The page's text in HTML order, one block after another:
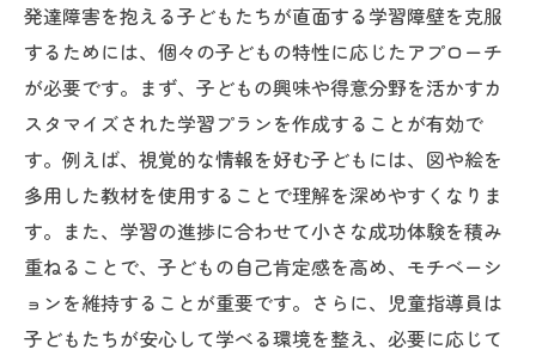
発達障害を抱える子どもたちが直面する学習障壁を克服
するためには、個々の子どもの特性に応じたアプローチ
が必要です。まず、子どもの興味や得意分野を活かすカ
スタマイズされた学習プランを作成することが有効で
す。例えば、視覚的な情報を好む子どもには、図や絵を
多用した教材を使用することで理解を深めやすくなりま
す。また、学習の進捗に合わせて小さな成功体験を積み
重ねることで、子どもの自己肯定感を高め、モチベーシ
ョンを維持することが重要です。さらに、児童指導員は
子どもたちが安心して学べる環境を整え、必要に応じて